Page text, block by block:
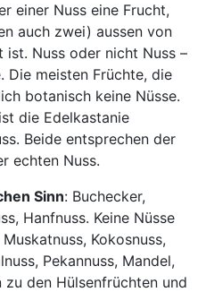
einer Nuss eine Frucht,
auch zwei) aussen von
ist. Nuss oder nicht Nuss –
Die meisten Früchte, die
botanisch keine Nüsse.
die Edelkastanie
Beide entsprechen der
echten Nuss.
Sinn: Buchecker,
Hanfnuss. Keine Nüsse
Kokosnuss,
Pekannuss, Mandel,
zu den Hülsenfrüchten und